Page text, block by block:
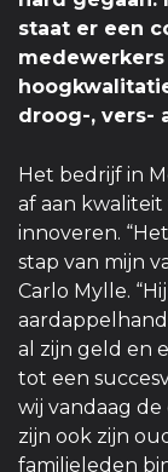
staat er een
droog-, vers-
Het bedrijf in
af aan
innoveren.
stap van mijn
Carlo Mylle.
al zijn geld en
tot een
wij vandaag de
zijn ook zijn
familieleden